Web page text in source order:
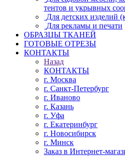
тентов и укрывных
Для детских изделий
Для рекламы и печати
ОБРАЗЦЫ ТКАНЕЙ
ГОТОВЫЕ ОТРЕЗЫ
КОНТАКТЫ
Назад
КОНТАКТЫ
г. Москва
г. Санкт-Петербург
г. Иваново
г. Казань
г. Уфа
г. Екатеринбург
г. Новосибирск
г. Минск
Заказ в Интернет-